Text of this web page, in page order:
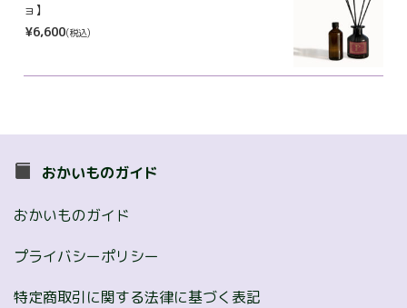
ョ】
¥6,600(税込)
おかいものガイド
おかいものガイド
プライバシーポリシー
特定商取引に関する法律に基づく表記